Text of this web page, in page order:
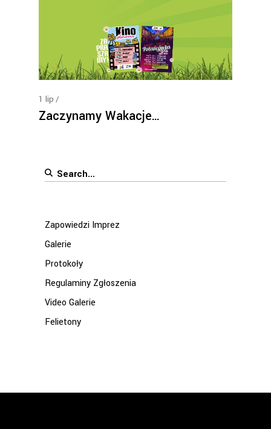
1 lip
Zaczynamy Wakacje…
Search
Zapowiedzi Imprez
Galerie
Protokoły
Regulaminy Zgłoszenia
Video Galerie
Felietony